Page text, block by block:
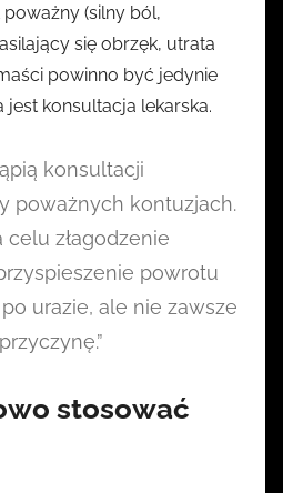
(silny ból,
się obrzęk, utrata
powinno być jedynie
konsultacja lekarska.
konsultacji
poważnych kontuzjach.
celu złagodzenie
powrotu
urazie, ale nie zawsze
stosować